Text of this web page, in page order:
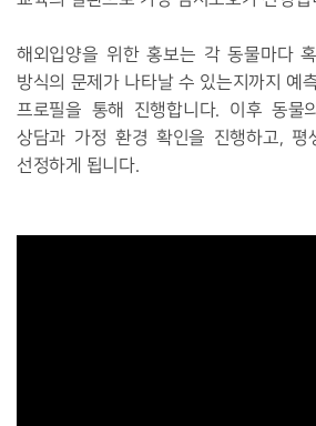
해외입양을 위한 홍보는 각 동물마다
방식의 문제가 나타날 수 있는지까지 예
프로필을 통해 진행합니다. 이후 동물
상담과 가정 환경 확인을 진행하고, 평
선정하게 됩니다.